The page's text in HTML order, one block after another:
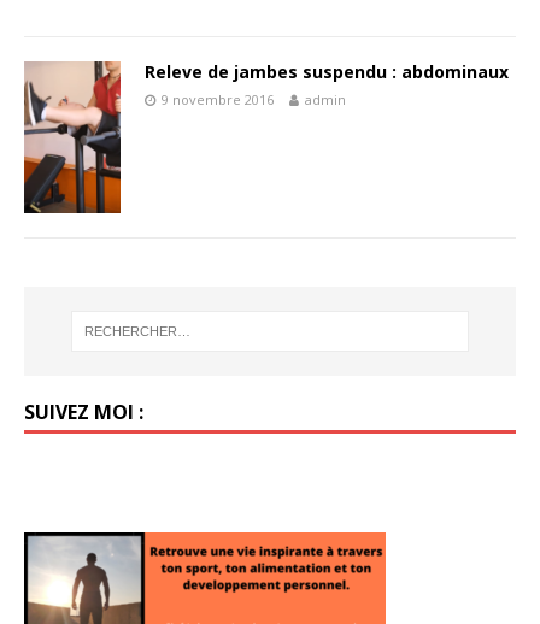
Releve de jambes suspendu : abdominaux
9 novembre 2016 admin
SUIVEZ MOI :